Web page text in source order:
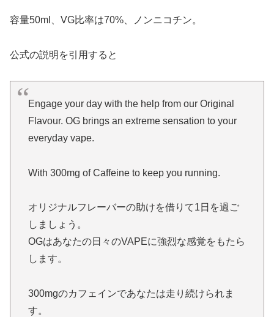
容量50ml、VG比率は70%、ノンニコチン。
公式の説明を引用すると
Engage your day with the help from our Original
Flavour. OG brings an extreme sensation to your
everyday vape.
With 300mg of Caffeine to keep you running.
オリジナルフレーバーの助けを借りて1日を過ご
しましょう。
OGはあなたの日々のVAPEに強烈な感覚をもたら
します。
300mgのカフェインであなたは走り続けられま
す。